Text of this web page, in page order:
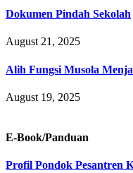
Dokumen Pindah Sekolah
August 21, 2025
Alih Fungsi Musola
August 19, 2025
E-Book/Panduan
Profil Pondok Pesantren